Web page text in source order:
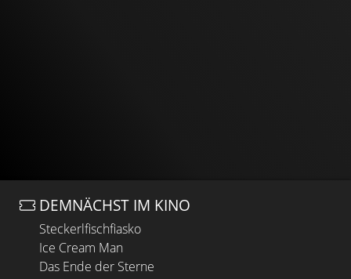
DEMNÄCHST IM KINO
Steckerlfischfiasko
Ice Cream Man
Das Ende der Sterne